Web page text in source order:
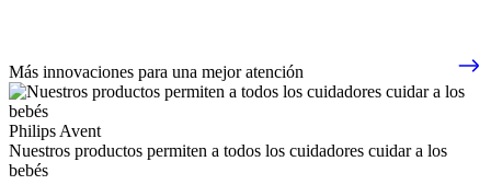
Más innovaciones para una mejor atención
Philips Avent
Nuestros productos permiten a todos los cuidadores cuidar a los
bebés